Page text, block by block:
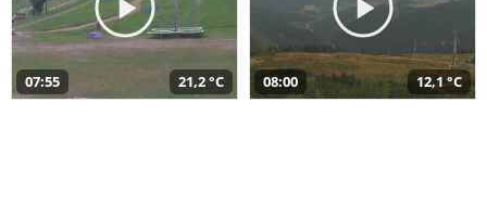
07:55 21,2 °C 08:00 12,1 °C